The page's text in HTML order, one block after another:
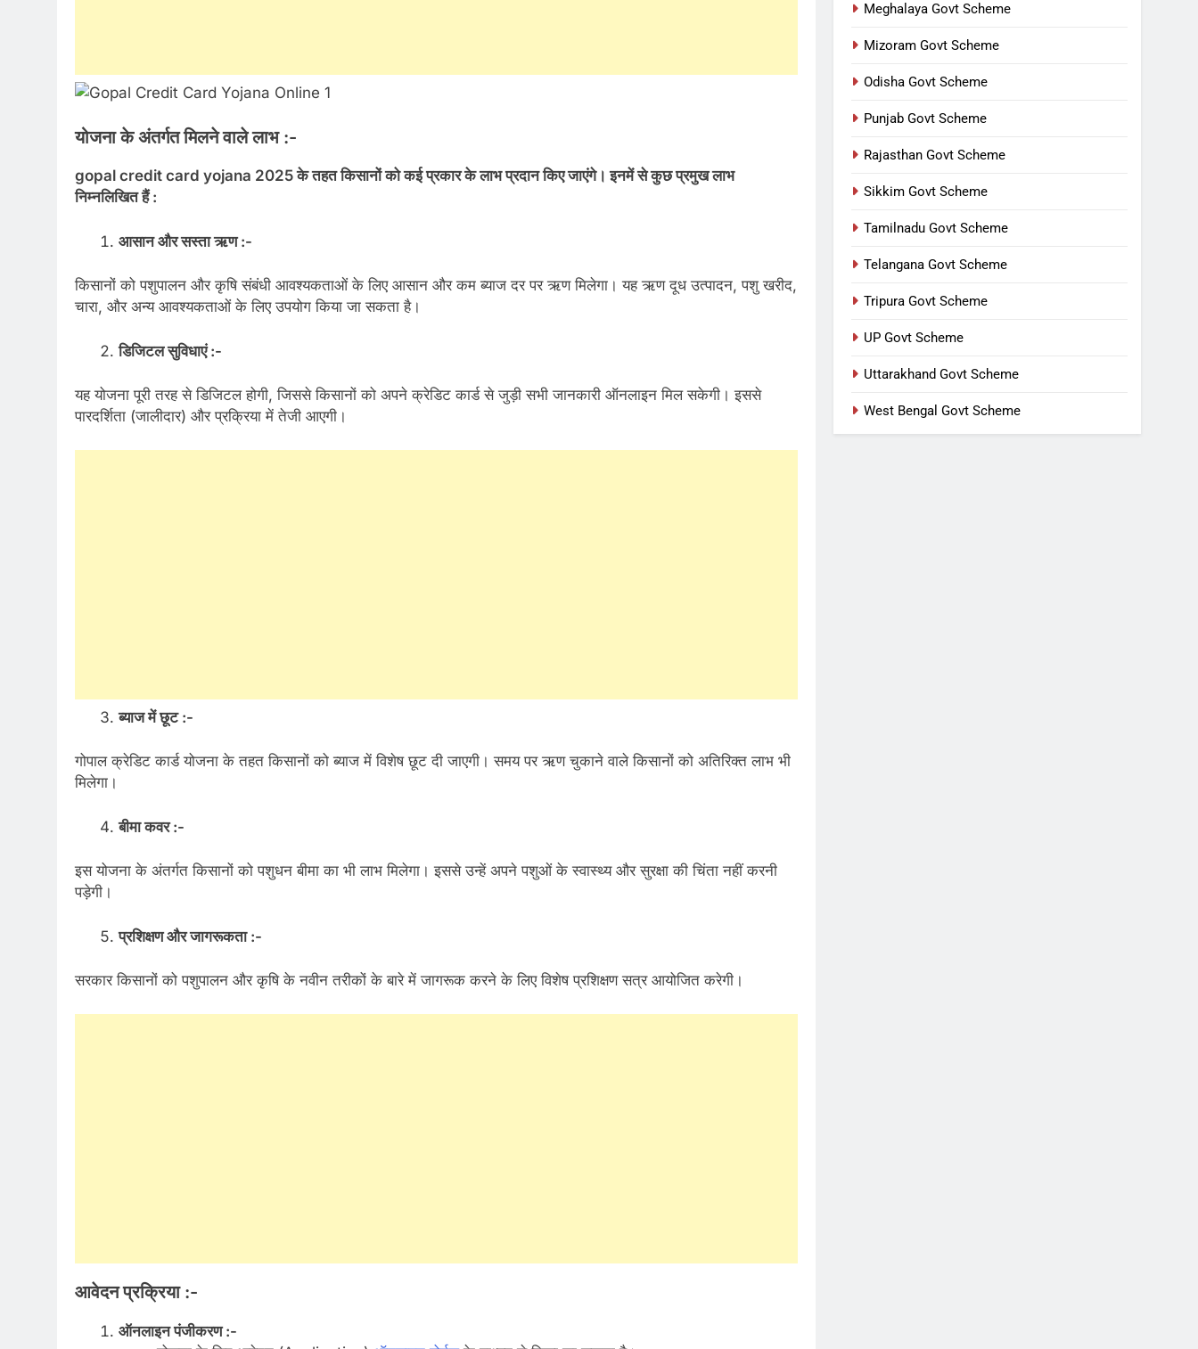
योजना के अंतर्गत मिलने वाले लाभ :-
gopal credit card yojana 2025 के तहत किसानों को कई प्रकार के लाभ प्रदान किए जाएंगे। इनमें से कुछ प्रमुख लाभ
निम्नलिखित हैं :
आसान और सस्ता ऋण :-
किसानों को पशुपालन और कृषि संबंधी आवश्यकताओं के लिए आसान और कम ब्याज दर पर ऋण मिलेगा। यह ऋण दूध उत्पादन, पशु खरीद,
चारा, और अन्य आवश्यकताओं के लिए उपयोग किया जा सकता है।
डिजिटल सुविधाएं :-
यह योजना पूरी तरह से डिजिटल होगी, जिससे किसानों को अपने क्रेडिट कार्ड से जुड़ी सभी जानकारी ऑनलाइन मिल सकेगी। इससे
पारदर्शिता (जालीदार) और प्रक्रिया में तेजी आएगी।
ब्याज में छूट :-
गोपाल क्रेडिट कार्ड योजना के तहत किसानों को ब्याज में विशेष छूट दी जाएगी। समय पर ऋण चुकाने वाले किसानों को अतिरिक्त लाभ भी
मिलेगा।
बीमा कवर :-
इस योजना के अंतर्गत किसानों को पशुधन बीमा का भी लाभ मिलेगा। इससे उन्हें अपने पशुओं के स्वास्थ्य और सुरक्षा की चिंता नहीं करनी
पड़ेगी।
प्रशिक्षण और जागरूकता :-
सरकार किसानों को पशुपालन और कृषि के नवीन तरीकों के बारे में जागरूक करने के लिए विशेष प्रशिक्षण सत्र आयोजित करेगी।
आवेदन प्रक्रिया :-
ऑनलाइन पंजीकरण :-
Meghalaya Govt Scheme
Mizoram Govt Scheme
Odisha Govt Scheme
Punjab Govt Scheme
Rajasthan Govt Scheme
Sikkim Govt Scheme
Tamilnadu Govt Scheme
Telangana Govt Scheme
Tripura Govt Scheme
UP Govt Scheme
Uttarakhand Govt Scheme
West Bengal Govt Scheme